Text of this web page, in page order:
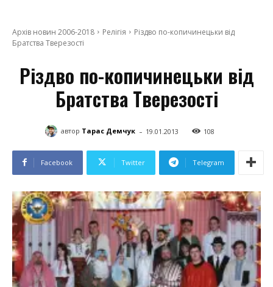
Архів новин 2006-2018 Релігія
Різдво по-копичинецьки від
Братства Тверезості
Різдво по-копичинецьки від
Братства Тверезості
автор Тарас Демчук - 19.01.2013 108
Facebook Twitter Telegram